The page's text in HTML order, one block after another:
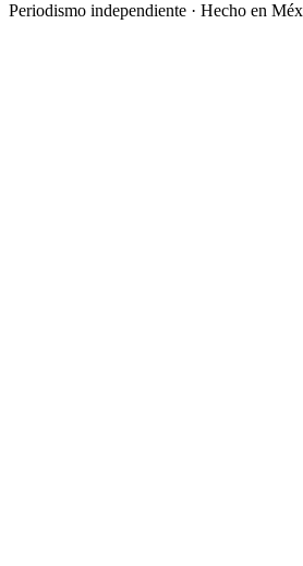
Periodismo independiente · Hecho en